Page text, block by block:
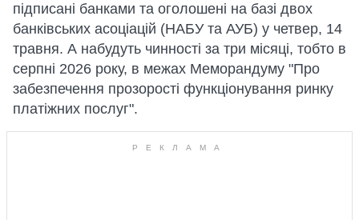
підписані банками та оголошені на базі двох
банківських асоціацій (НАБУ та АУБ) у четвер, 14
травня. А набудуть чинності за три місяці, тобто в
серпні 2026 року, в межах Меморандуму "Про
забезпечення прозорості функціонування ринку
платіжних послуг".